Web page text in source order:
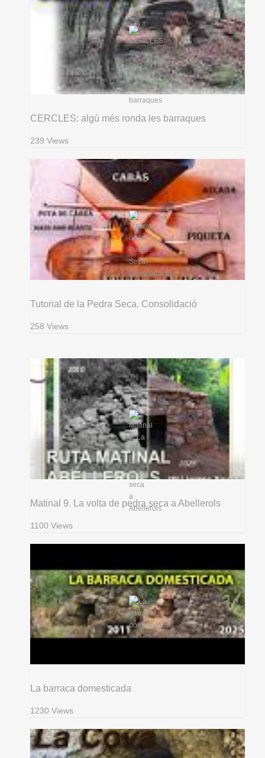
CERCLES: algú més ronda les barraques
239 Views
Tutorial de la Pedra Seca. Consolidació
258 Views
Matinal 9. La volta de pedra seca a Abellerols
1100 Views
La barraca domesticada
1230 Views